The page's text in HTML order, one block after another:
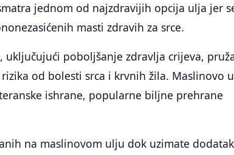
jednom od najzdravijih opcija ulja jer
masti zdravih za srce.
poboljšanje zdravlja crijeva,
od bolesti srca i krvnih žila. Maslinovo
ishrane, popularne biljne prehrane
na maslinovom ulju dok uzimate dodatak